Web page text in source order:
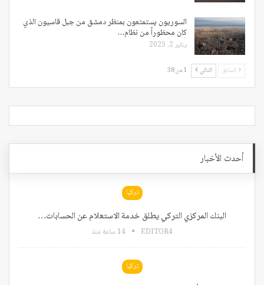
السوريون يستمتعون بمنظر دمشق من جبل قاسيون الذي
كان محظوراً من نظام…
يناير 2, 2025
السابق التالي 1 من 38
أحدث الأخبار
تركيا
البنك المركزي التركي يطلق خدمة الاستعلام عن الحسابات…
EDITOR4 14 ساعة منذ
تركيا